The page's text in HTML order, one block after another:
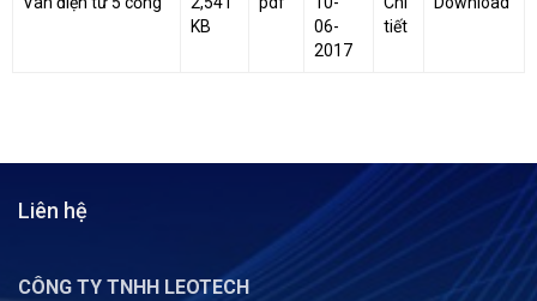
KB
06-
2017
tiết
Liên hệ
CÔNG TY TNHH LEOTECH